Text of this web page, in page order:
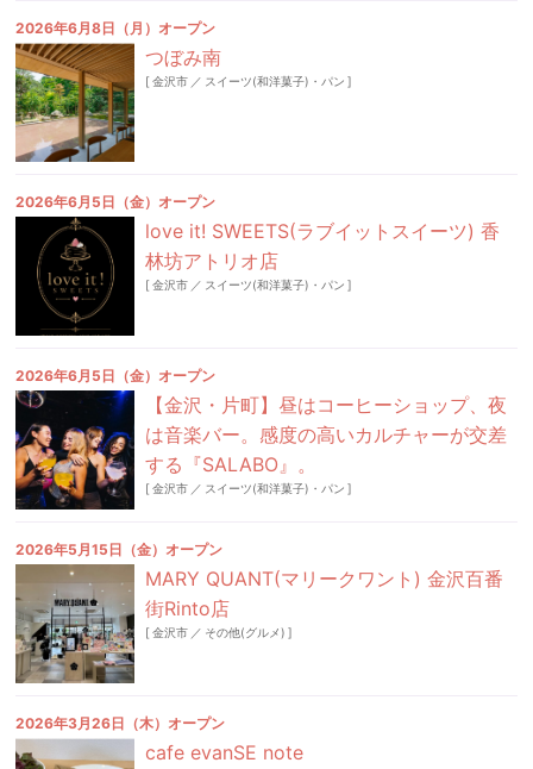
2026年6月8日（月）オープン
つぼみ南
[金沢市 ／ スイーツ(和洋菓子)・パン ]
2026年6月5日（金）オープン
love it! SWEETS(ラブイットスイーツ) 香
林坊アトリオ店
[金沢市 ／ スイーツ(和洋菓子)・パン ]
2026年6月5日（金）オープン
【金沢・片町】昼はコーヒーショップ、夜
は音楽バー。感度の高いカルチャーが交差
する『SALABO』。
[金沢市 ／ スイーツ(和洋菓子)・パン ]
2026年5月15日（金）オープン
MARY QUANT(マリークワント) 金沢百番
街Rinto店
[金沢市 ／ その他(グルメ) ]
2026年3月26日（木）オープン
cafe evanSE note